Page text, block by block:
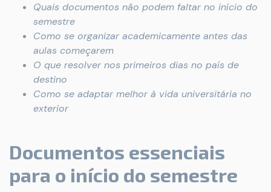
Quais documentos não podem faltar no início do
semestre
Como se organizar academicamente antes das
aulas começarem
O que resolver nos primeiros dias no país de
destino
Como se adaptar melhor à vida universitária no
exterior
Documentos essenciais
para o início do semestre